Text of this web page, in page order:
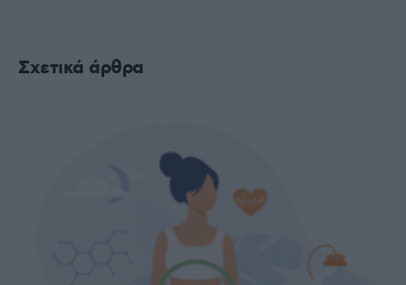
Σχετικά άρθρα